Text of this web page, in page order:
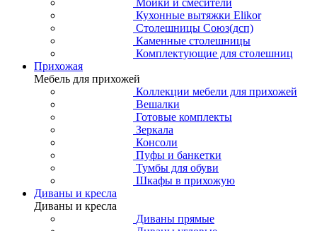
Кухонные вытяжки Elikor
Столешницы Союз(дсп)
Каменные столешницы
Комплектующие для столешниц
Прихожая
Мебель для прихожей
Коллекции мебели для прихожей
Вешалки
Готовые комплекты
Зеркала
Консоли
Пуфы и банкетки
Тумбы для обуви
Шкафы в прихожую
Диваны и кресла
Диваны и кресла
Диваны прямые